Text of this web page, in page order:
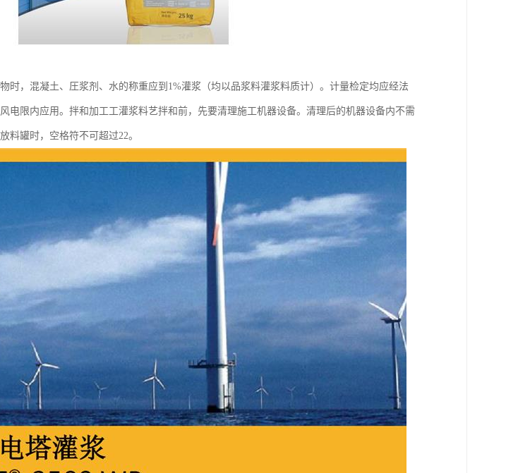
时，混凝土、圧浆剂、水的称重应到1%灌浆（均以品浆料灌浆料质计）。计量检定均应经法
电限内应用。拌和加工工灌浆料艺拌和前，先要清理施工机器设备。清理后的机器设备内不需
料罐时，空格符不可超过22。